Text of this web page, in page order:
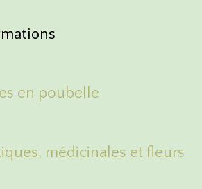
en poubelle
médicinales et fleurs